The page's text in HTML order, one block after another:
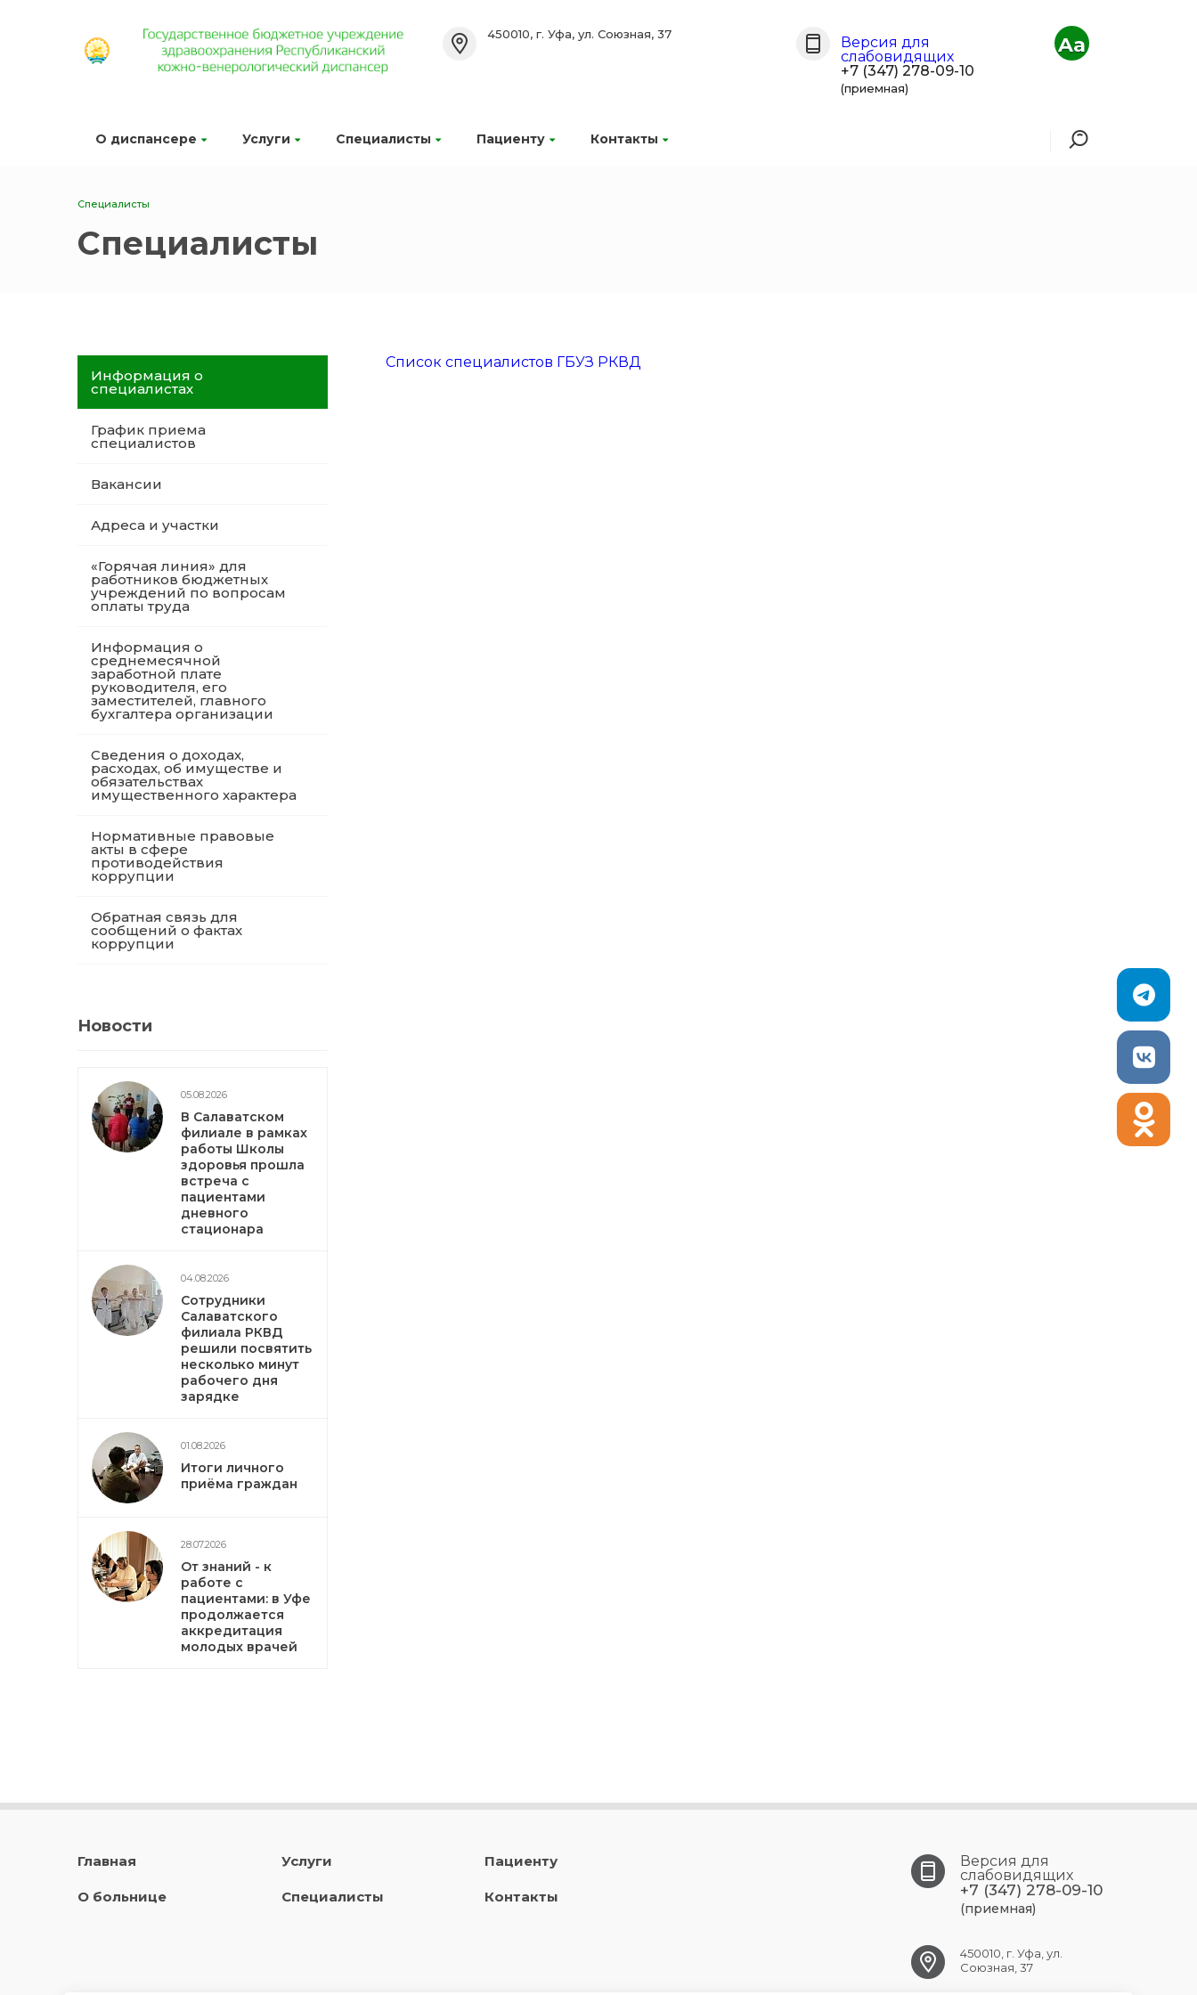
О диспансере Услуги Специалисты Пациенту Контакты
450010, г. Уфа, ул. Союзная, 37
Версия для
слабовидящих
+7 (347) 278-09-10
(приемная)
Aa
Специалисты
Специалисты
Информация о
специалистах
График приема
специалистов
Вакансии
Адреса и участки
«Горячая линия» для
работников бюджетных
учреждений по вопросам
оплаты труда
Информация о
среднемесячной
заработной плате
руководителя, его
заместителей, главного
бухгалтера организации
Сведения о доходах,
расходах, об имуществе и
обязательствах
имущественного характера
Нормативные правовые
акты в сфере
противодействия
коррупции
Обратная связь для
сообщений о фактах
коррупции
Новости
05.08.2026
В Салаватском
филиале в рамках
работы Школы
здоровья прошла
встреча с
пациентами
дневного
стационара
04.08.2026
Сотрудники
Салаватского
филиала РКВД
решили посвятить
несколько минут
рабочего дня
зарядке
01.08.2026
Итоги личного
приёма граждан
28.07.2026
От знаний - к
работе с
пациентами: в Уфе
продолжается
аккредитация
молодых врачей
Список специалистов ГБУЗ РКВД
Главная
О больнице
Услуги
Специалисты
Пациенту
Контакты
Версия для
слабовидящих
+7 (347) 278-09-10
(приемная)
450010, г. Уфа, ул.
Союзная, 37